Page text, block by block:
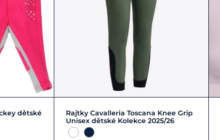
dětské Zobrazit detail
Rajtky Cavalleria Toscana Knee Grip
Unisex dětské Kolekce 2025/26